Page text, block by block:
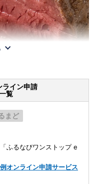
ライン申請
覧
まど
ふるなびワンストップ e
オンライン申請サービス